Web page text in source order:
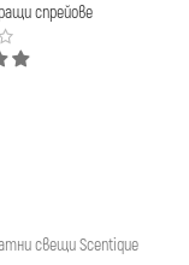
спрейове
свещи Scentique